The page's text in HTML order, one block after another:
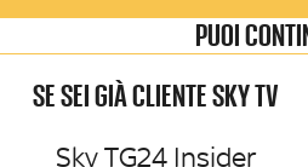
PUOI
SE SEI GIÀ CLIENTE SKY TV
Sky TG24 Insider